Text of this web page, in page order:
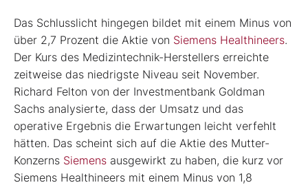
Das Schlusslicht hingegen bildet mit einem Minus von
über 2,7 Prozent die Aktie von Siemens Healthineers.
Der Kurs des Medizintechnik-Herstellers erreichte
zeitweise das niedrigste Niveau seit November.
Richard Felton von der Investmentbank Goldman
Sachs analysierte, dass der Umsatz und das
operative Ergebnis die Erwartungen leicht verfehlt
hätten. Das scheint sich auf die Aktie des Mutter-
Konzerns Siemens ausgewirkt zu haben, die kurz vor
Siemens Healthineers mit einem Minus von 1,8